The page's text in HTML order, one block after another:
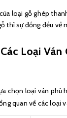
loại gỗ ghép
thì sự đồng đều về
Loại Ván
chọn loại ván phù
quan về các loại